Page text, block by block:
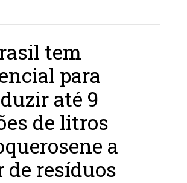
tem
para
até 9
de litros
a
de resíduos